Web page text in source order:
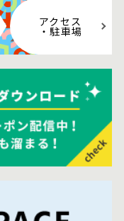
アクセス
・駐車場